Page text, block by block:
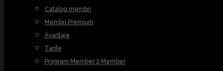
Catalog membri
Membri Premium
Avantaje
Tarife
Program Member 2 Member